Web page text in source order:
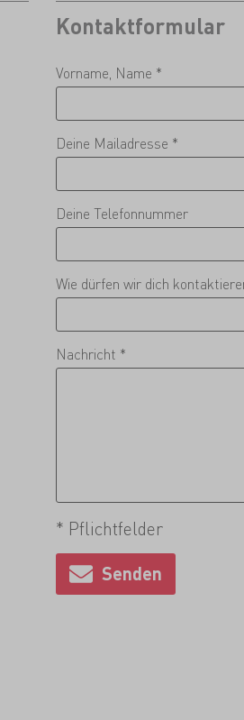
Kontaktformular
Vorname, Name *
Deine Mailadresse *
Deine Telefonnummer
Wie dürfen wir dich
Nachricht *
* Pflichtfelder